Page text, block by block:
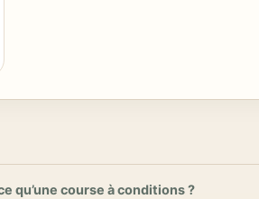
qu’une course à conditions ?